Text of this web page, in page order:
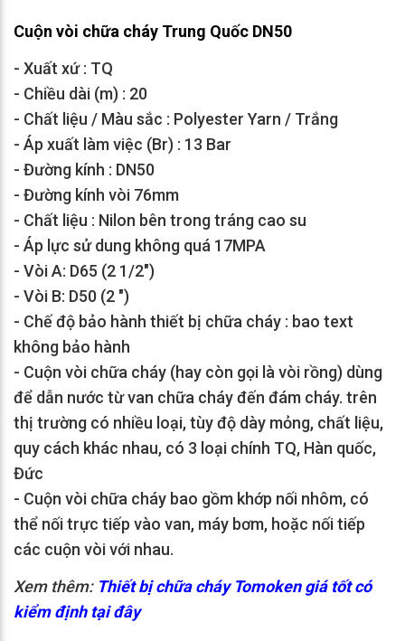
Cuộn vòi chữa cháy Trung Quốc DN50
- Xuất xứ : TQ
- Chiều dài (m) : 20
- Chất liệu / Màu sắc : Polyester Yarn / Trắng
- Áp xuất làm việc (Br) : 13 Bar
- Đường kính : DN50
- Đường kính vòi 76mm
- Chất liệu : Nilon bên trong tráng cao su
- Áp lực sử dung không quá 17MPA
- Vòi A: D65 (2 1/2")
- Vòi B: D50 (2 ")
- Chế độ bảo hành thiết bị chữa cháy : bao text
không bảo hành
- Cuộn vòi chữa cháy (hay còn gọi là vòi rồng) dùng
để dẫn nước từ van chữa cháy đến đám cháy. trên
thị trường có nhiều loại, tùy độ dày mỏng, chất liệu,
quy cách khác nhau, có 3 loại chính TQ, Hàn quốc,
Đức
- Cuộn vòi chữa cháy bao gồm khớp nối nhôm, có
thể nối trực tiếp vào van, máy bơm, hoặc nối tiếp
các cuộn vòi với nhau.
Xem thêm: Thiết bị chữa cháy Tomoken giá tốt có
kiểm định tại đây